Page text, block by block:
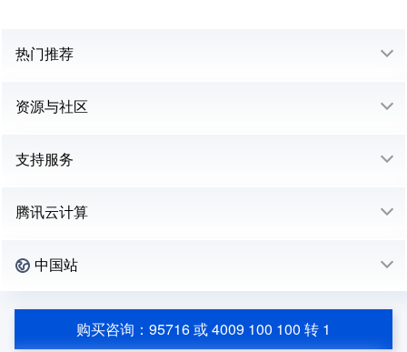
热门推荐
资源与社区
支持服务
腾讯云计算
中国站
购买咨询：95716 或 4009 100 100 转 1